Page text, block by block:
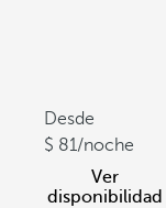
Desde
81/noche
Ver
disponibilidad